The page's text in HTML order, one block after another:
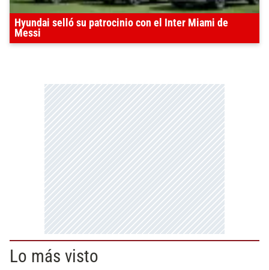
Hyundai selló su patrocinio con el Inter Miami de
Messi
Lo más visto